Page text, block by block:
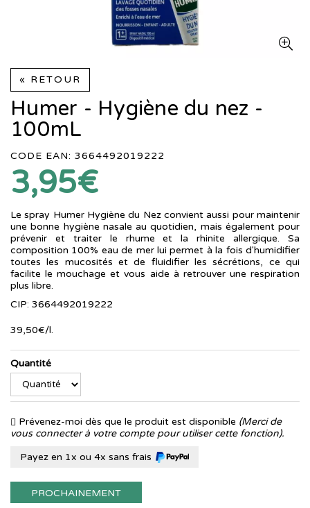
« RETOUR
Humer - Hygiène du nez -
100mL
CODE EAN: 3664492019222
3,95€
Le spray Humer Hygiène du Nez convient aussi pour maintenir
une bonne hygiène nasale au quotidien, mais également pour
prévenir et traiter le rhume et la rhinite allergique. Sa
composition 100% eau de mer lui permet à la fois d'humidifier
toutes les mucosités et de fluidifier les sécrétions, ce qui
facilite le mouchage et vous aide à retrouver une respiration
plus libre.
CIP: 3664492019222
39,50€/l.
Quantité
Prévenez-moi dès que le produit est disponible (Merci de
vous connecter à votre compte pour utiliser cette fonction).
Payez en 1x ou 4x sans frais
PROCHAINEMENT